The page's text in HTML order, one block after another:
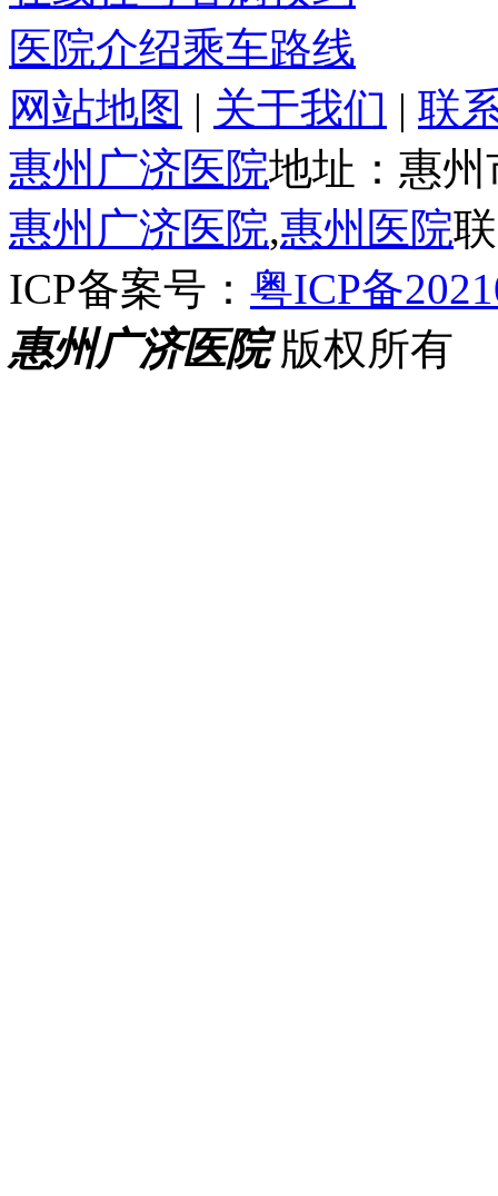
医院介绍乘车路线
网站地图 | 关于我们 | 联
惠州广济医院地址：惠
惠州广济医院,惠州医院
ICP备案号： 粤ICP备
惠州广济医院版权所有